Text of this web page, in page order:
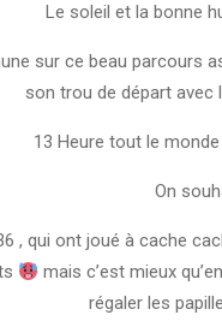
Le soleil et la bonne
sur ce beau parcours
son trou de départ avec
13 Heure tout le
On
, qui ont joué à cache
mais c’est mieux
régaler les